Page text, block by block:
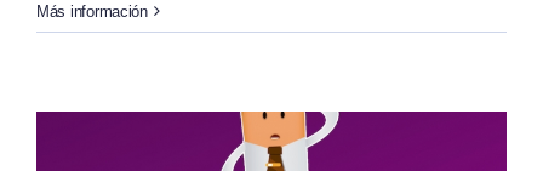
Más información